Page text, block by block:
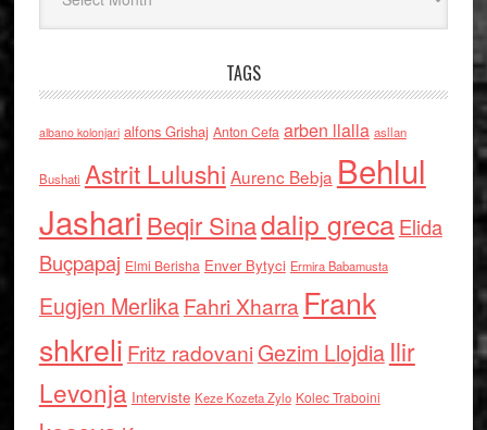
TAGS
albano kolonjari alfons Grishaj Anton Cefa arben llalla asllan
Bushati Astrit Lulushi Aurenc Bebja Behlul
Jashari Beqir Sinadalip grecaElida
Buçpapaj Elmi Berisha Enver Bytyci Ermira Babamusta
Eugjen MerlikaFahri Xharra Frank
shkreli Fritz radovaniGezim Llojdia Ilir
Levonja Interviste Keze Kozeta Zylo Kolec Traboini